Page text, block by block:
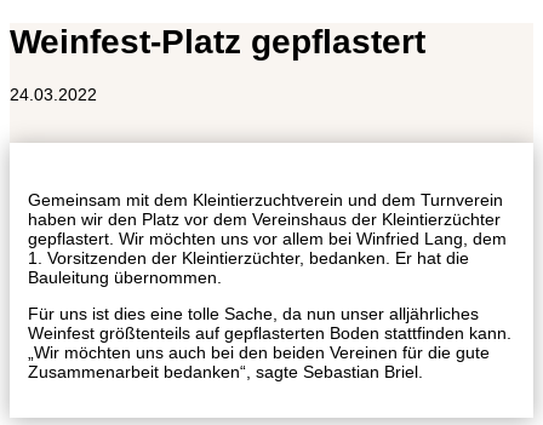
Weinfest-Platz gepflastert
24.03.2022
Gemeinsam mit dem Kleintierzuchtverein und dem Turnverein
haben wir den Platz vor dem Vereinshaus der Kleintierzüchter
gepflastert. Wir möchten uns vor allem bei Winfried Lang, dem
1. Vorsitzenden der Kleintierzüchter, bedanken. Er hat die
Bauleitung übernommen.
Für uns ist dies eine tolle Sache, da nun unser alljährliches
Weinfest größtenteils auf gepflasterten Boden stattfinden kann.
„Wir möchten uns auch bei den beiden Vereinen für die gute
Zusammenarbeit bedanken“, sagte Sebastian Briel.